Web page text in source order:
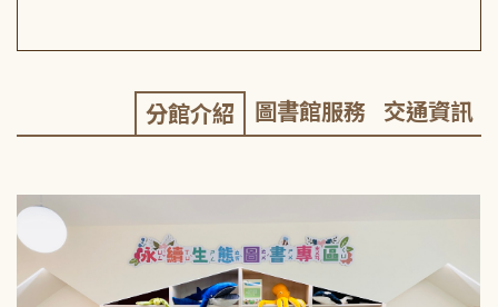
分館介紹 圖書館服務 交通資訊